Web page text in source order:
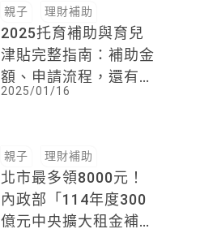
親子 理財補助
2025托育補助與育兒
津貼完整指南：補助金
額、申請流程，還有各
縣市加碼生育補助詳
2025/01/16
親子 理財補助
北市最多領8000元！
內政部「114年度300
億元中央擴大租金補貼